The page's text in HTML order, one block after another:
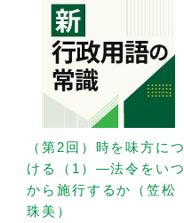
（第2回）時を味方につ
ける（1）—法令をいつ
から施行するか（笠松
珠美）